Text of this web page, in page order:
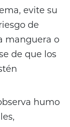
evite su
de
manguera o
de que los
humo